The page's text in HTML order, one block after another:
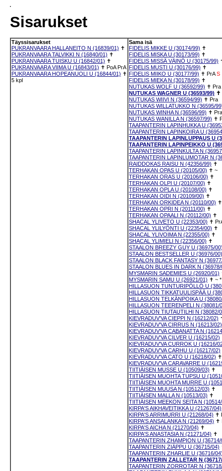
Sisarukset
Täyssisarukset
PUKRANVAARA HALLANEITO N (16839/01) ✝
PUKRANVAARA TALVIKKI N (16840/01) ✝
PUKRANVAARA TUISKU U (16842/01) ✝
PUKRANVAARA VIIMA U (16843/01) ✝ PoA PrA
PUKRANVAARA HOPEANUOLI U (16844/01) ✝
5 kpl
Sama isä
FIDELIS MIKKE U (30174/99) ✝
FIDELIS MISKA U (30173/99) ✝
FIDELIS MISSÄ VÄINÖ U (30175/99)
FIDELIS MUSTI U (30176/99) ✝
FIDELIS MIIKO U (30177/99) ✝ PrA S
FIDELIS MIEKA N (30178/99) ✝
NUTUKAS WOLF U (36592/99) ✝ Pra
NUTUKAS WAGNER U (36593/99) ✝
NUTUKAS WIIVI N (36594/99) ✝ Pra
NUTUKAS WILLATUKKO N (36595/
NUTUKAS WINHA N (36596/99) ✝ Pra
NUTUKAS WANILLA N (36597/99) ✝
TAAPANTERIN LAPINHUKKA U
TAAPANTERIN LAPINKOIRA U
TAAPANTERIN LAPINLUPPAUS U
TAAPANTERIN LAPINPEIKKO U
TAAPANTERIN LAPINKULTA N
TAAPANTERIN LAPINLUMOTAR N
RAIDDOKAS RAISU N (42356/99) ✝
TERHAKAN OPAS U (20105/00) ✝ ~
TERHAKAN ORAS U (20106/00) ✝
TERHAKAN OLPI U (20107/00) ✝
TERHAKAN OPLA U (20108/00) ✝
TERHAKAN OIDI N (20109/00) ✝
TERHAKAN ORKIDEA N (20110/00) ✝
TERHAKAN OPRI N (20111/00) ✝
TERHAKAN OPAALI N (20112/00) ✝
SHACAL YLIVETO U (22353/00) ✝
SHACAL YLILYÖNTI U (22354/00) ✝
SHACAL YLIVOIMA N (22355/00) ✝
SHACAL YLIMIELI N (22356/00) ✝
STAALON BREEZY GUY U (36975/
STAALON BESTSELLER U (36976/00)
STAALON BLACK FANTASY N
STAALON BLUES IN DARK N
MYSMARIN SADEMIES U (26920/01)
MYSMARIN SAMU U (26921/01) ✝ ~ *
HILLASUON TUNTURIPÖLLÖ U
HILLASUON TIKKATUULISPÄÄ U
HILLASUON TELKÄNPOIKA U
HILLASUON TEERENPELI N (38081/
HILLASUON TIUTAUTILHI N (38082/
KIEVRADUV'VA CIEPPI N (16212/02)
KIEVRADUV'VA CIRRUS N (16213/02)
KIEVRADUV'VA CABANATTA N
KIEVRADUV'VA CILVER U (16215/02)
KIEVRADUV'VA CURROK U (16216/
KIEVRADUV'VA CARHU U (16217/02)
KIEVRADUV'VA CATO U (16218/02) ✝
KIEVRADUV'VA CARAVARRE U
TIITIÄISEN MUSSE U (10509/03) ✝
TIITIÄISEN MUOHTA TUPSU U
TIITIÄISEN MUOHTA MURRE U
TIITIÄISEN MUUSA N (10512/03) ✝
TIITIÄISEN MALLA N (10513/03) ✝
TIITIÄISEN MEEKON SEITA N
KIRPA'S AIKHAVEITIKKA U (21267/04)
KIRPA'S ARRIMURRI U (21268/04) ✝
KIRPA'S ANSALANKA N (21269/04) ✝
KIRPA'S AICHA N (21270/04) ✝
KIRPA'S ANASTASIA N (21271/04) ✝
TAAPANTERIN ZHAMPION U
TAAPANTERIN ZIÄPPU U (36715/04)
TAAPANTERIN ZHARLIE U (36716/
TAAPANTERIN ZALLETAR N
TAAPANTERIN ZORROTAR N